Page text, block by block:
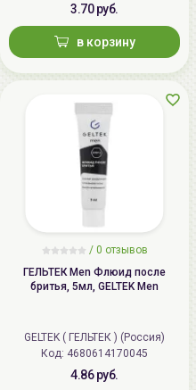
3.70 руб.
в корзину
/ 0 отзывов
ГЕЛЬТЕК Men Флюид после
бритья, 5мл, GELTEK Men
GELTEK ( ГЕЛЬТЕК ) (Россия)
Код: 4680614170045
4.86 руб.